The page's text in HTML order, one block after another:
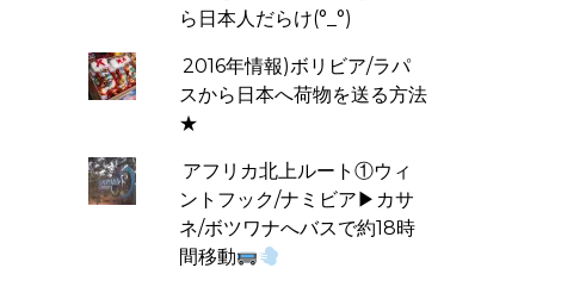
ら日本人だらけ(°_°)
2016年情報)ボリビア/ラパ
スから日本へ荷物を送る方法
★
アフリカ北上ルート①ウィ
ントフック/ナミビア▶︎カサ
ネ/ボツワナへバスで約18時
間移動